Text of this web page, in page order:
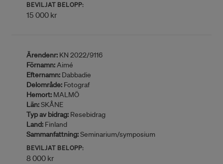
BEVILJAT BELOPP:
15 000 kr
Ärendenr: KN 2022/9116
Förnamn:Aimé
Efternamn: Dabbadie
Delområde: Fotograf
Hemort: MALMÖ
Län:SKÅNE
Typ av bidrag: Resebidrag
Land: Finland
Sammanfattning:Seminarium/symposium
BEVILJAT BELOPP:
8 000 kr